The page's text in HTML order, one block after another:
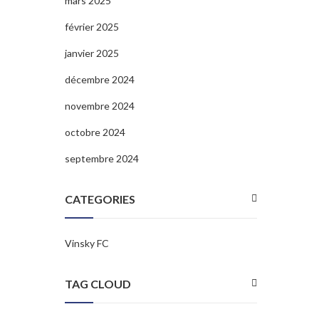
février 2025
janvier 2025
décembre 2024
novembre 2024
octobre 2024
septembre 2024
CATEGORIES
Vinsky FC
TAG CLOUD